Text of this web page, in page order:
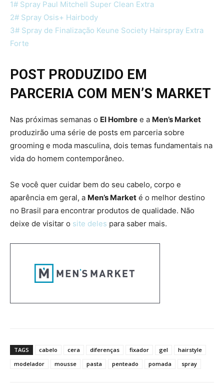
1# Spray Paul Mitchell Super Clean Extra
2# Spray Osis+ Hairbody
3# Spray de Finalização Keune Society Hairspray Extra
Forte
POST PRODUZIDO EM
PARCERIA COM MEN’S MARKET
Nas próximas semanas o El Hombre e a Men’s Market
produzirão uma série de posts em parceria sobre
grooming e moda masculina, dois temas fundamentais na
vida do homem contemporâneo.
Se você quer cuidar bem do seu cabelo, corpo e
aparência em geral, a Men’s Market é o melhor destino
no Brasil para encontrar produtos de qualidade. Não
deixe de visitar o site deles para saber mais.
TAGS cabelo cera diferenças fixador gel
hairstyle
modelador
mousse pasta penteado pomada spray